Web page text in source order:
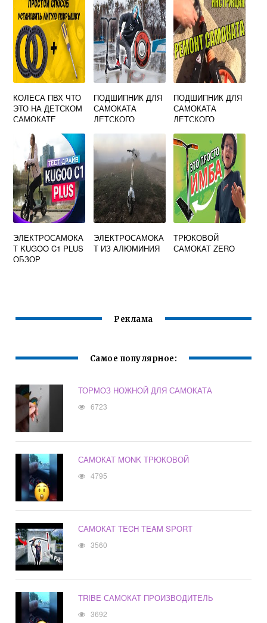
КОЛЕСА ПВХ ЧТО
ЭТО НА ДЕТСКОМ
САМОКАТЕ
ПОДШИПНИК ДЛЯ
САМОКАТА
ДЕТСКОГО
ПОДШИПНИК ДЛЯ
САМОКАТА
ДЕТСКОГО
ЭЛЕКТРОСАМОКА
Т KUGOO C1 PLUS
ОБЗОР
ЭЛЕКТРОСАМОКА
Т ИЗ АЛЮМИНИЯ
ТРЮКОВОЙ
САМОКАТ ZERO
Реклама
Самое популярное:
ТОРМОЗ НОЖНОЙ ДЛЯ САМОКАТА
6723
САМОКАТ MONK ТРЮКОВОЙ
4795
САМОКАТ TECH TEAM SPORT
3560
TRIBE САМОКАТ ПРОИЗВОДИТЕЛЬ
3692